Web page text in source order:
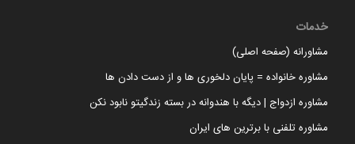
خدمات
مشاورانه (صفحه اصلی)
مشاوره خانواده = پایان دلخوری ها و از دست دادن ها
مشاوره ازدواج | دیگه با هندوانه در بسته زندگیتو نابود نکن
مشاوره تلفنی با برترین های ایران